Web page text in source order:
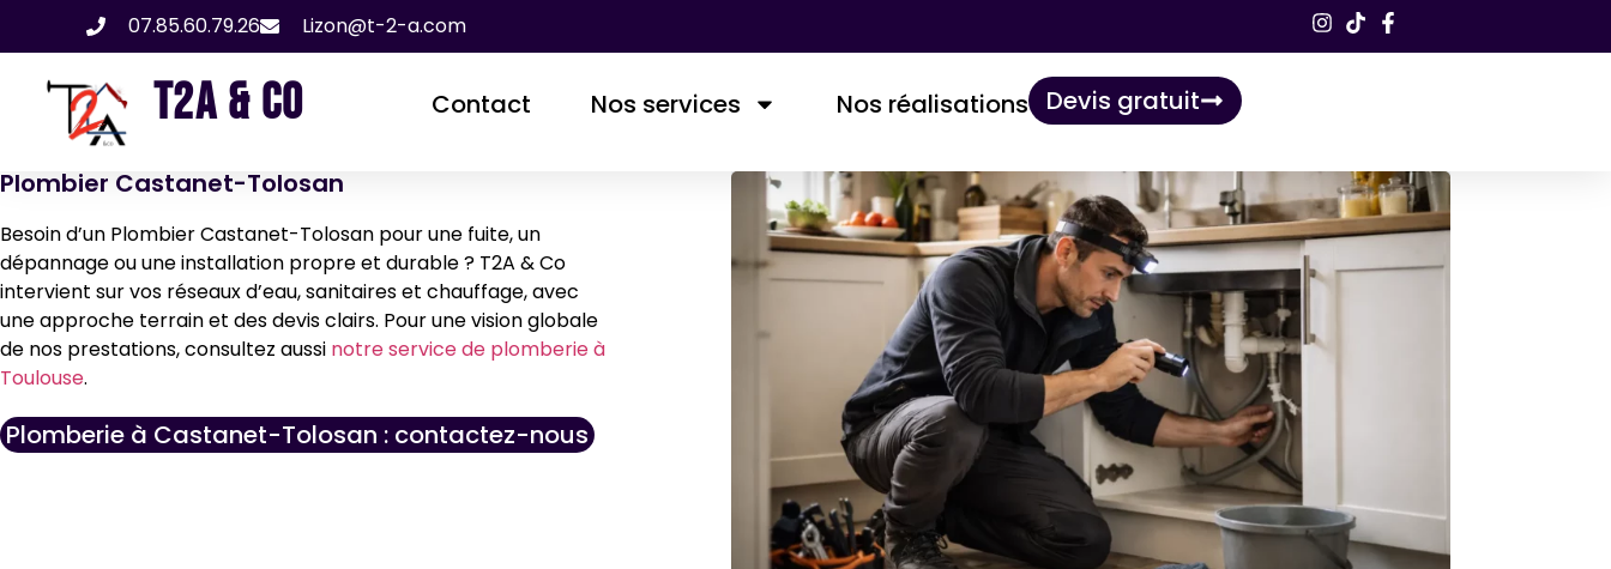
07.85.60.79.26 Lizon@t-2-a.com
T2A & CO Contact Nos services Nos réalisations​ Devis gratuit
Plombier Castanet-Tolosan
Besoin d’un Plombier Castanet-Tolosan pour une fuite, un
dépannage ou une installation propre et durable ? T2A & Co
intervient sur vos réseaux d’eau, sanitaires et chauffage, avec
une approche terrain et des devis clairs. Pour une vision globale
de nos prestations, consultez aussi notre service de plomberie à
Toulouse.
Plomberie à Castanet-Tolosan : contactez-nous